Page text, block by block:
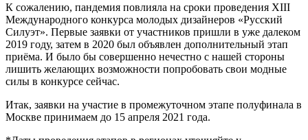
К сожалению, пандемия повлияла на сроки проведения XIII
Международного конкурса молодых дизайнеров «Русский
Силуэт». Первые заявки от участников пришли в уже далеком
2019 году, затем в 2020 был объявлен дополнительный этап
приёма. И было бы совершенно нечестно с нашей стороны
лишить желающих возможности попробовать свои модные
силы в конкурсе сейчас.
Итак, заявки на участие в промежуточном этапе полуфинала в
Москве принимаем до 15 апреля 2021 года.